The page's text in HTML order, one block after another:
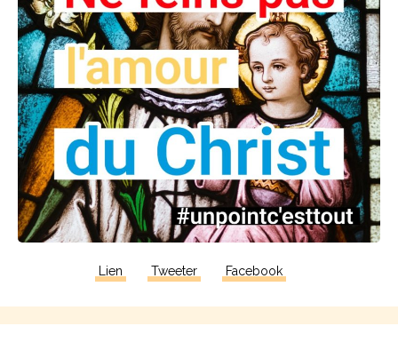
Lien Tweeter Facebook